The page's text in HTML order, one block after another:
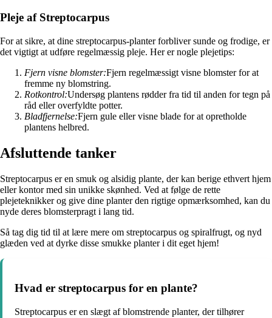
Pleje af Streptocarpus
For at sikre, at dine streptocarpus-planter forbliver sunde og frodige, er
det vigtigt at udføre regelmæssig pleje. Her er nogle plejetips:
Fjern visne blomster:Fjern regelmæssigt visne blomster for at
fremme ny blomstring.
Rotkontrol:Undersøg plantens rødder fra tid til anden for tegn på
råd eller overfyldte potter.
Bladfjernelse:Fjern gule eller visne blade for at opretholde
plantens helbred.
Afsluttende tanker
Streptocarpus er en smuk og alsidig plante, der kan berige ethvert hjem
eller kontor med sin unikke skønhed. Ved at følge de rette
plejeteknikker og give dine planter den rigtige opmærksomhed, kan du
nyde deres blomsterpragt i lang tid.
Så tag dig tid til at lære mere om streptocarpus og spiralfrugt, og nyd
glæden ved at dyrke disse smukke planter i dit eget hjem!
Hvad er streptocarpus for en plante?
Streptocarpus er en slægt af blomstrende planter, der tilhører